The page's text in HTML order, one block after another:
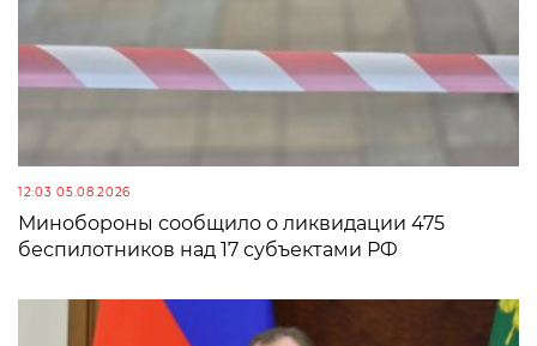
12:03 05.08.2026
Минобороны сообщило о ликвидации 475
беспилотников над 17 субъектами РФ